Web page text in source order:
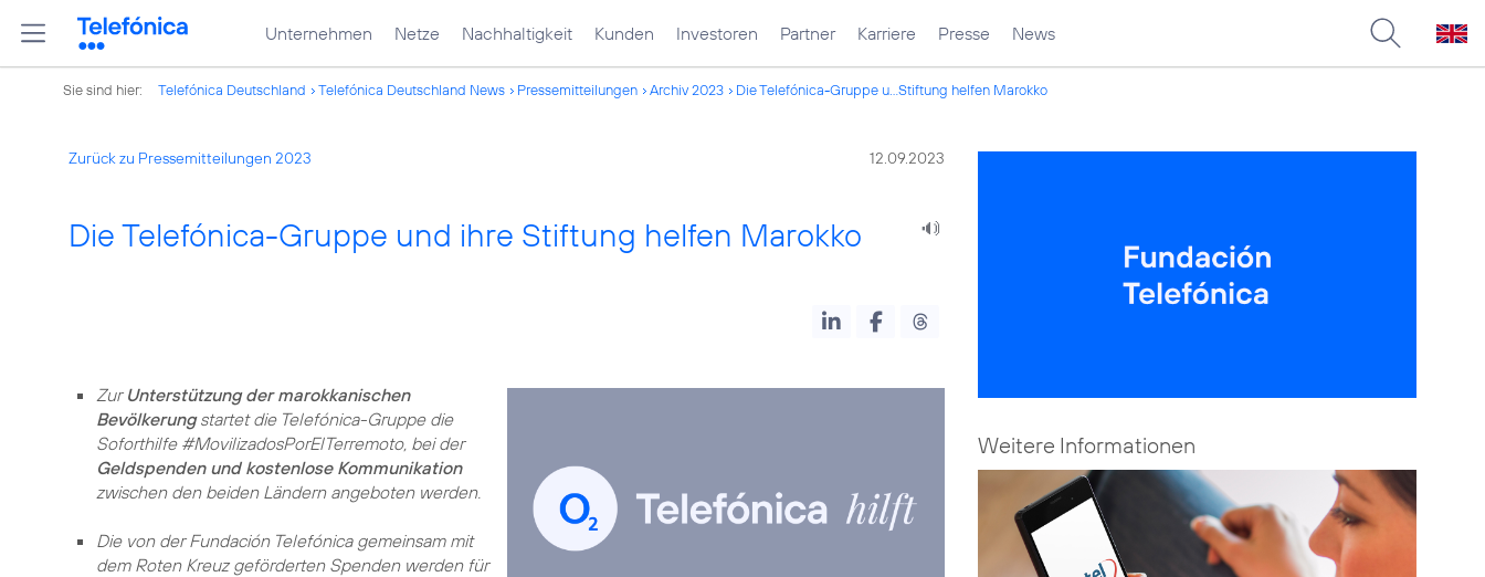
Unternehmen Netze Nachhaltigkeit Kunden Investoren Partner Karriere Presse News
Sie sind hier: Telefónica Deutschland Telefónica Deutschland News Pressemitteilungen Archiv 2023 Die Telefónica-Gruppe u...Stiftung helfen Marokko
Zurück zu Pressemitteilungen 2023 12.09.2023
Die Telefónica-Gruppe und ihre Stiftung helfen Marokko
Zur Unterstützung der marokkanischen
Bevölkerungstartet die Telefónica-Gruppe die
Soforthilfe #MovilizadosPorElTerremoto, bei der
Geldspenden und kostenlose Kommunikation
zwischen den beiden Ländern angeboten werden.
Die von der Fundación Telefónica gemeinsam mit
dem Roten Kreuz geförderten Spenden werden für
Weitere Informationen